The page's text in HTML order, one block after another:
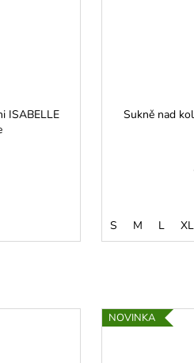
ISABELLE
Sukně nad
S M L XL
NOVINKA